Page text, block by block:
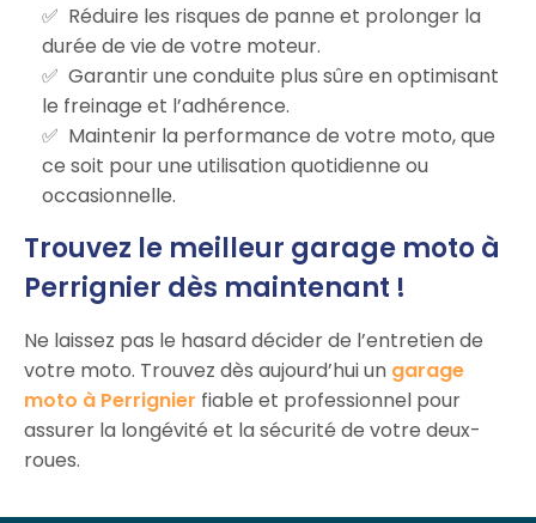
Réduire les risques de panne et prolonger la
durée de vie de votre moteur.
Garantir une conduite plus sûre en optimisant
le freinage et l’adhérence.
Maintenir la performance de votre moto, que
ce soit pour une utilisation quotidienne ou
occasionnelle.
Trouvez le meilleur garage moto à
Perrignier dès maintenant !
Ne laissez pas le hasard décider de l’entretien de
votre moto. Trouvez dès aujourd’hui un garage
moto à Perrignier fiable et professionnel pour
assurer la longévité et la sécurité de votre deux-
roues.